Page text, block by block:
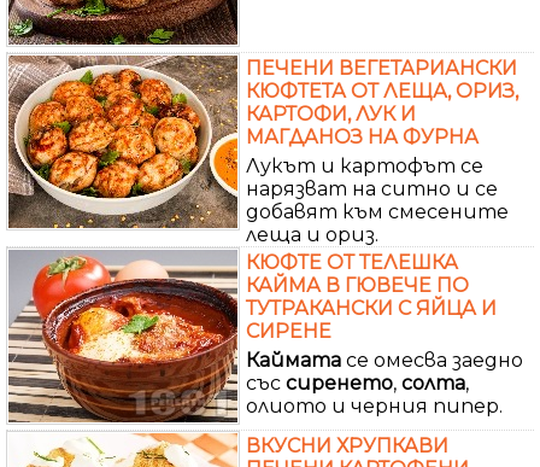
ПЕЧЕНИ ВЕГЕТАРИАНСКИ
КЮФТЕТА ОТ ЛЕЩА, ОРИЗ,
КАРТОФИ, ЛУК И
МАГДАНОЗ НА ФУРНА
Лукът и картофът се
нарязват на ситно и се
добавят към смесените
леща и ориз.
КЮФТЕ ОТ ТЕЛЕШКА
КАЙМА В ГЮВЕЧЕ ПО
ТУТРАКАНСКИ С ЯЙЦА И
СИРЕНЕ
Каймата се омесва заедно
със сиренето, солта,
олиото и черния пипер.
ВКУСНИ ХРУПКАВИ